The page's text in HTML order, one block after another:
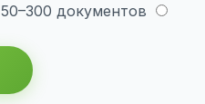
50–300 документов